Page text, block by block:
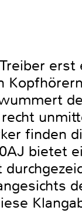
finden
bietet